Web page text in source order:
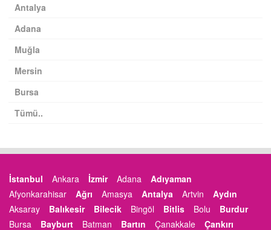
Antalya
Adana
Muğla
Mersin
Bursa
Tümü..
İstanbul Ankara İzmir Adana
Adıyaman
Afyonkarahisar
Ağrı Amasya Antalya Artvin
Aydın
Aksaray
Balıkesir Bilecik Bingöl Bitlis Bolu
Burdur
Bursa
Bayburt Batman Bartın Çanakkale
Çankırı